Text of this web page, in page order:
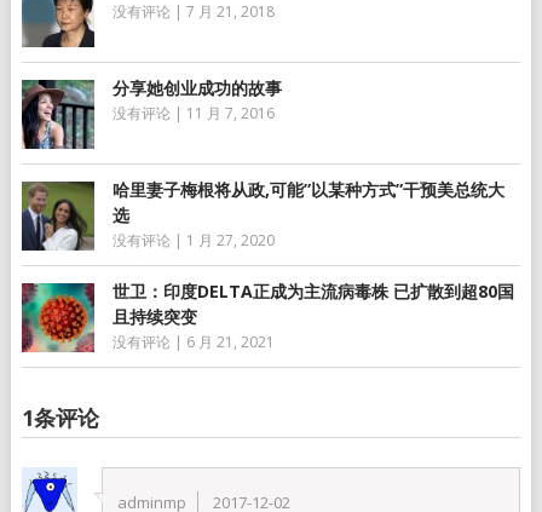
没有评论 | 7 月 21, 2018
分享她创业成功的故事
没有评论 | 11 月 7, 2016
哈里妻子梅根将从政,可能”以某种方式”干预美总统大
选
没有评论 | 1 月 27, 2020
世卫：印度DELTA正成为主流病毒株 已扩散到超80国
且持续突变
没有评论 | 6 月 21, 2021
1条评论
adminmp 2017-12-02